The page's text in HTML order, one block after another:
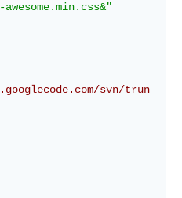
&"
svn/trun